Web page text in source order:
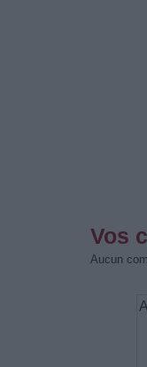
Vos
Aucun